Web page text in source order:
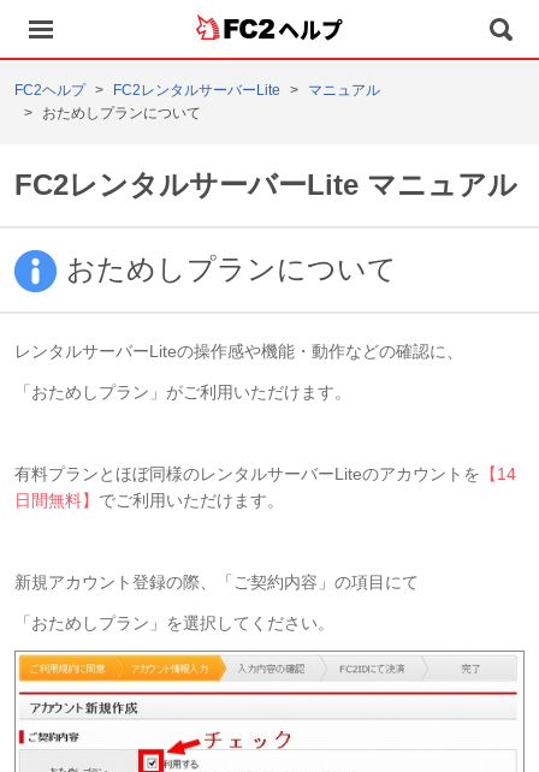
ヘルプ
FC2ヘルプ FC2レンタルサーバーLite
マニュアル
おためしプランについて
FC2レンタルサーバーLite マニュアル
おためしプランについて
レンタルサーバーLiteの操作感や機能・動作などの確認に、
「おためしプラン」がご利用いただけます。
有料プランとほぼ同様のレンタルサーバーLiteのアカウントを 【14
日間無料】 でご利用いただけます。
新規アカウント登録の際、「ご契約内容」の項目にて
「おためしプラン」を選択してください。